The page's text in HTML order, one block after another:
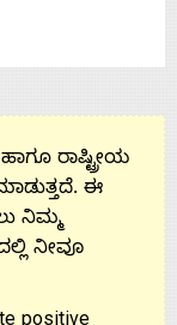
ರಾಷ್ಟ್ರೀಯ
ಈ
ನಿಮ್ಮ
ನೀವೂ